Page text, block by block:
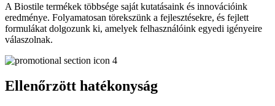
A Biostile termékek többsége saját kutatásaink és innovációink
eredménye. Folyamatosan törekszünk a fejlesztésekre, és fejlett
formulákat dolgozunk ki, amelyek felhasználóink egyedi igényeire
válaszolnak.
Ellenőrzött hatékonyság